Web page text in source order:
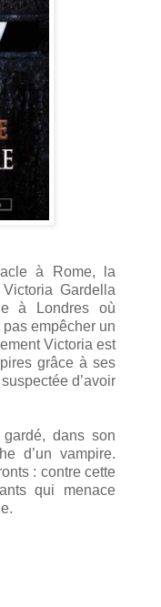
à Rome, la
Gardella
à Londres où
empêcher un
Victoria est
grâce à ses
d’avoir
dans son
d’un vampire.
: contre cette
qui menace